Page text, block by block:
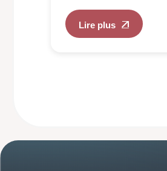
Lire plus